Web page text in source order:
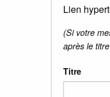
Lien
(Si votre
après le
Titre